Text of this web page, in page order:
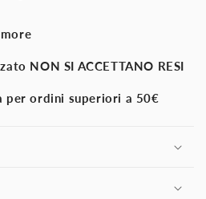
NON SI ACCETTANO RESI
per ordini superiori a 50€